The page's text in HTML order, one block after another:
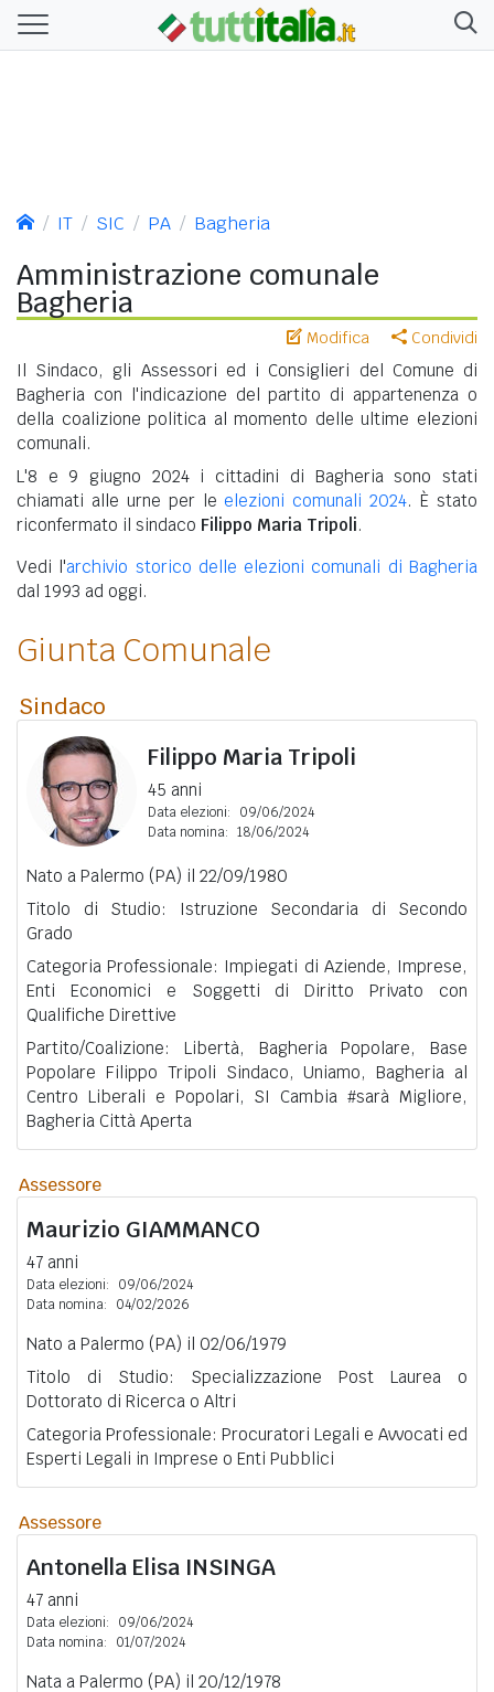
IT SIC PA Bagheria
Amministrazione comunale
Bagheria
Modifica Condividi
Il Sindaco, gli Assessori ed i Consiglieri del Comune di
Bagheria con l'indicazione del partito di appartenenza o
della coalizione politica al momento delle ultime elezioni
comunali.
L'8 e 9 giugno 2024 i cittadini di Bagheria sono stati
chiamati alle urne per le elezioni comunali 2024. È stato
riconfermato il sindaco Filippo Maria Tripoli.
Vedi l'archivio storico delle elezioni comunali di Bagheria
dal 1993 ad oggi.
Giunta Comunale
Sindaco
Filippo Maria Tripoli
45 anni
Data elezioni:
09/06/2024
Data nomina: 18/06/2024
Nato a Palermo (PA) il 22/09/1980
Titolo di Studio: Istruzione Secondaria di Secondo
Grado
Categoria Professionale: Impiegati di Aziende, Imprese,
Enti Economici e Soggetti di Diritto Privato con
Qualifiche Direttive
Partito/Coalizione: Libertà, Bagheria Popolare, Base
Popolare Filippo Tripoli Sindaco, Uniamo, Bagheria al
Centro Liberali e Popolari, SI Cambia #sarà Migliore,
Bagheria Città Aperta
Assessore
Maurizio GIAMMANCO
47 anni
Data elezioni:
09/06/2024
Data nomina:
04/02/2026
Nato a Palermo (PA) il 02/06/1979
Titolo di Studio: Specializzazione Post Laurea o
Dottorato di Ricerca o Altri
Categoria Professionale: Procuratori Legali e Avvocati ed
Esperti Legali in Imprese o Enti Pubblici
Assessore
Antonella Elisa INSINGA
47 anni
Data elezioni:
09/06/2024
Data nomina:
01/07/2024
Nata a Palermo (PA) il 20/12/1978